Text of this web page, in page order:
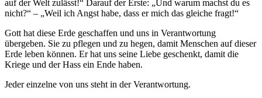
auf der Welt zulässt!“ Darauf der Erste: „Und warum machst du es
nicht?“ – „Weil ich Angst habe, dass er mich das gleiche fragt!“
Gott hat diese Erde geschaffen und uns in Verantwortung
übergeben. Sie zu pflegen und zu hegen, damit Menschen auf dieser
Erde leben können. Er hat uns seine Liebe geschenkt, damit die
Kriege und der Hass ein Ende haben.
Jeder einzelne von uns steht in der Verantwortung.